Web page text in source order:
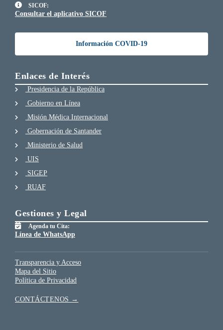
SICOF:
Consultar el aplicativo SICOF
Información COVID-19
Enlaces de Interés
Presidencia de la República
Gobierno en Línea
Misión Médica Internacional
Gobernación de Santander
Ministerio de Salud
UIS
SIGEP
RUAF
Gestiones y Legal
Agenda tu Cita:
Línea de WhatsApp
Transparencia y Acceso
Mapa del Sitio
Política de Privacidad
CONTÁCTENOS →